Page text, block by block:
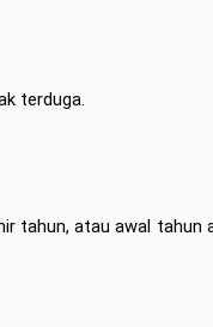
terduga.
atau awal tahun